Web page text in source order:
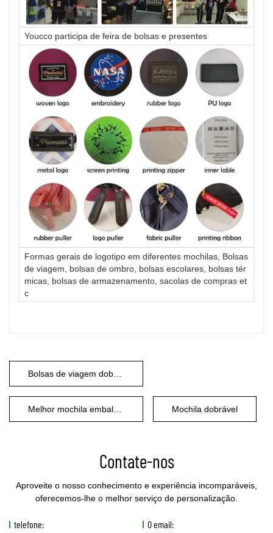
Youcco participa de feira de bolsas e presentes
Formas gerais de logotipo em diferentes mochilas, Bolsas
de viagem, bolsas de ombro, bolsas escolares, bolsas tér
micas, bolsas de armazenamento, sacolas de compras et
c
Mochila dobrável
Contate-nos
Aproveite o nosso conhecimento e experiência incomparáveis,
oferecemos-lhe o melhor serviço de personalização.
telefone: O email: